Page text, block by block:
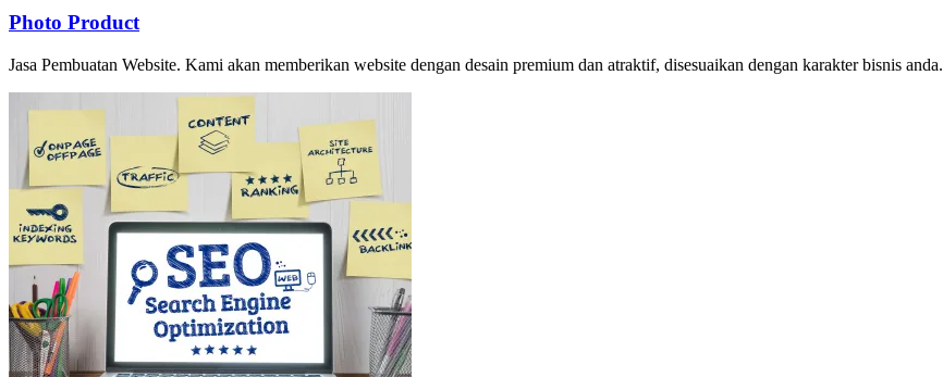
Photo Product
Jasa Pembuatan Website. Kami akan memberikan website dengan desain premium dan atraktif, disesuaikan dengan karakter bisnis anda.